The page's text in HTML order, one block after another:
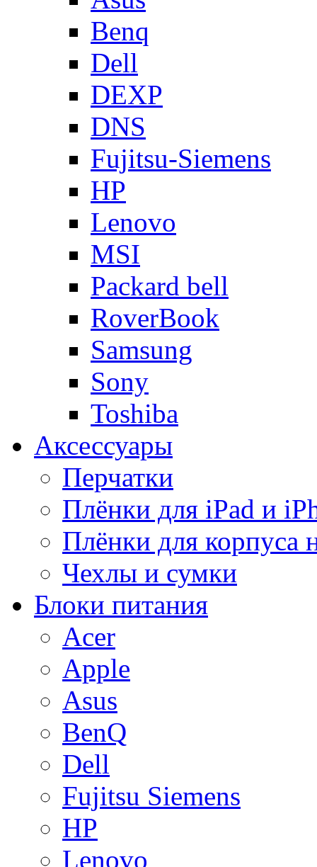
Benq
Dell
DEXP
DNS
Fujitsu-Siemens
HP
Lenovo
MSI
Packard bell
RoverBook
Samsung
Sony
Toshiba
Аксессуары
Перчатки
Плёнки для iPad и
Плёнки для корпуса
Чехлы и сумки
Блоки питания
Acer
Apple
Asus
BenQ
Dell
Fujitsu Siemens
HP
Lenovo